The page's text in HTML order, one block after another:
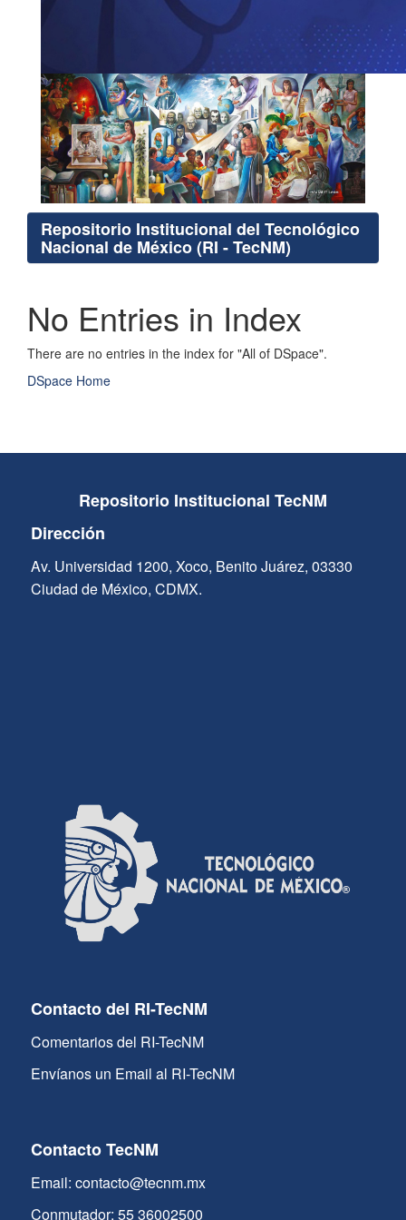
Repositorio Institucional del Tecnológico
Nacional de México (RI - TecNM)
No Entries in Index
There are no entries in the index for "All of DSpace".
DSpace Home
Repositorio Institucional TecNM
Dirección
Av. Universidad 1200, Xoco, Benito Juárez, 03330
Ciudad de México, CDMX.
Contacto del RI-TecNM
Comentarios del RI-TecNM
Envíanos un Email al RI-TecNM
Contacto TecNM
Email: contacto@tecnm.mx
Conmutador: 55 36002500